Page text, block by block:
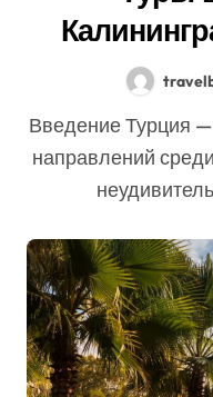
Введение Турция — одно из самых популярных
направлений